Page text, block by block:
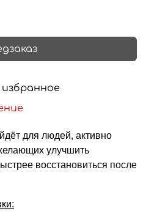
избранное
для людей, активно
улучшить
восстановиться после